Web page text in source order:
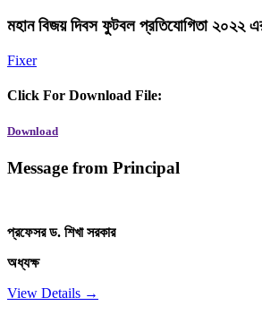
মহান বিজয় দিবস ফুটবল প্রতিযোগিতা ২০২২
Fixer
Click For Download File:
Download
Message from Principal
প্রফেসর ড. শিখা সরকার
অধ্যক্ষ
View Details →